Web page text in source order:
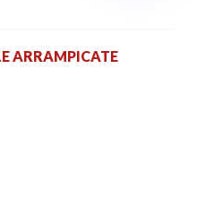
ARRAMPICATE